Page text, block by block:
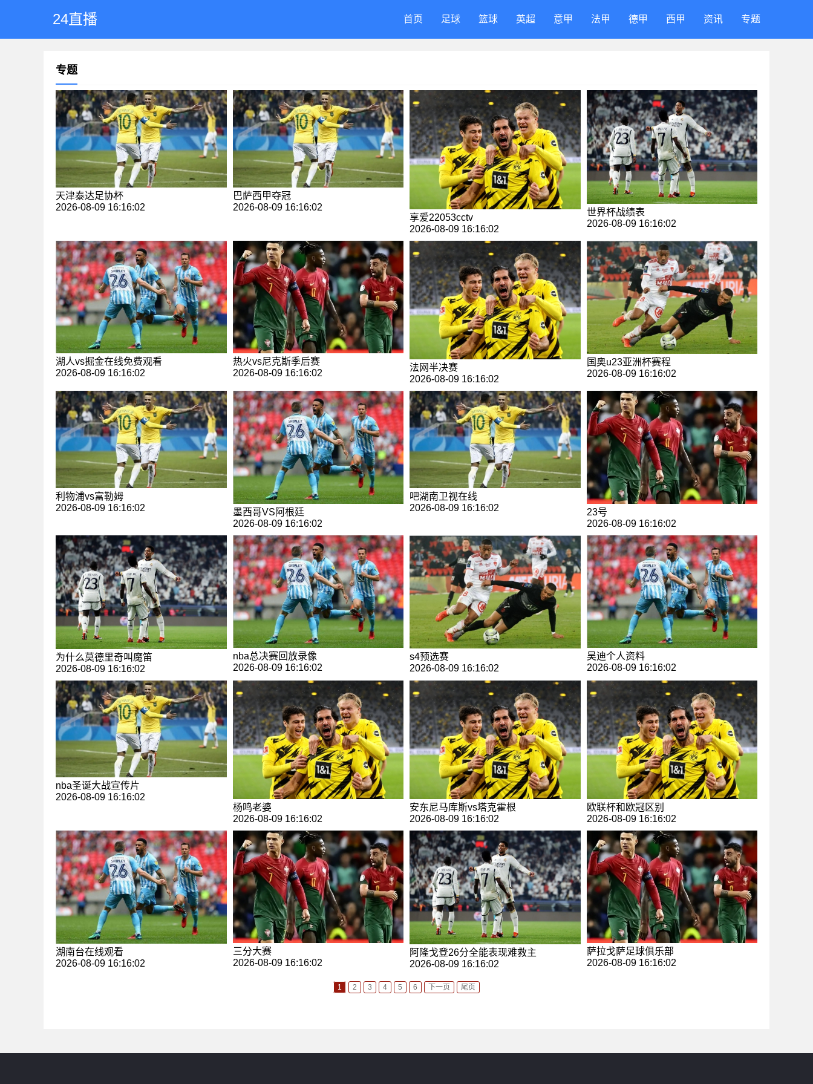
24直播 首页 足球 篮球 英超 意甲 法甲 德甲 西甲 资讯 专题
专题
天津泰达足协杯
2026-08-09 16:16:02
巴萨西甲夺冠
2026-08-09 16:16:02
享爱22053cctv
2026-08-09 16:16:02
世界杯战绩表
2026-08-09 16:16:02
湖人vs掘金在线免费观看
2026-08-09 16:16:02
热火vs尼克斯季后赛
2026-08-09 16:16:02
法网半决赛
2026-08-09 16:16:02
国奥u23亚洲杯赛程
2026-08-09 16:16:02
利物浦vs富勒姆
2026-08-09 16:16:02
墨西哥VS阿根廷
2026-08-09 16:16:02
吧湖南卫视在线
2026-08-09 16:16:02
23号
2026-08-09 16:16:02
为什么莫德里奇叫魔笛
2026-08-09 16:16:02
nba总决赛回放录像
2026-08-09 16:16:02
s4预选赛
2026-08-09 16:16:02
吴迪个人资料
2026-08-09 16:16:02
nba圣诞大战宣传片
2026-08-09 16:16:02
杨鸣老婆
2026-08-09 16:16:02
安东尼马库斯vs塔克霍根
2026-08-09 16:16:02
欧联杯和欧冠区别
2026-08-09 16:16:02
湖南台在线观看
2026-08-09 16:16:02
三分大赛
2026-08-09 16:16:02
阿隆戈登26分全能表现难救主
2026-08-09 16:16:02
萨拉戈萨足球俱乐部
2026-08-09 16:16:02
1 2 3 4 5 6 下一页 尾页